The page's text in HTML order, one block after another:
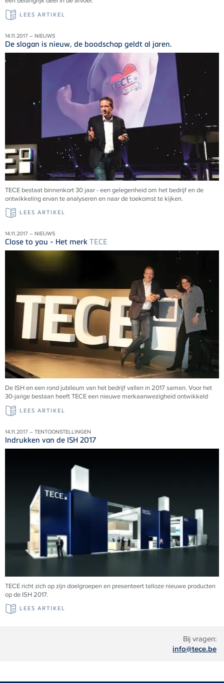
Bij vragen:
info@tece.be
LEES ARTIKEL
14.11.2017 – NIEUWS
De slogan is nieuw, de boodschap geldt al jaren.
TECE bestaat binnenkort 30 jaar - een gelegenheid om het bedrijf en de
ontwikkeling ervan te analyseren en naar de toekomst te kijken.
LEES ARTIKEL
14.11.2017 – NIEUWS
Close to you - Het merk TECE
De ISH en een rond jubileum van het bedrijf vallen in 2017 samen. Voor het
30-jarige bestaan heeft TECE een nieuwe merkaanwezigheid ontwikkeld
LEES ARTIKEL
14.11.2017 – TENTOONSTELLINGEN
Indrukken van de ISH 2017
TECE richt zich op zijn doelgroepen en presenteert talloze nieuwe producten
op de ISH 2017.
LEES ARTIKEL